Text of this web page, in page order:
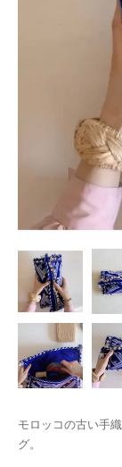
モロッコの古い手
グ。